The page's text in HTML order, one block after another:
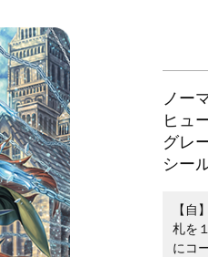
ノー
ヒュ
グレ
シー
【自
札を
にコ